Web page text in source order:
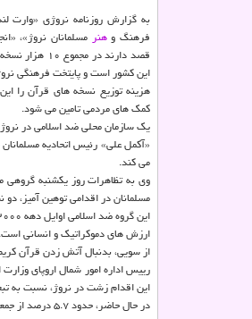
فرهنگ وهنر مسلمانان نروژ»،
قصد دارند
این كشور است و پایتخت فرهنگی
هزینه توزیع نسخه های قرآن را
كمك های مردمی تامین می شود.
یك سازمان محلی ضد اسلامی در
می كند.
مسلمانان در اقدامی توهین آمیز،
ارزش های دموكراتیك و انسانی است.
از سویی، بدنبال آتش زدن قرآن كریم
رییس اداره امور شمال اروپای
این اقدام زشت در نروژ، نسبت به
در حال حاضر، حدود ۵.۷ درصد از جمعیت نروژ را به واسطه مهاجرت های انجام شده در دهه های اخیر به این كشور، مسلمانان می سازند.